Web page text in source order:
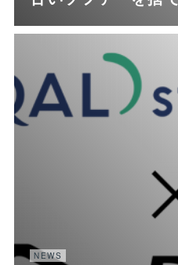
NEWS